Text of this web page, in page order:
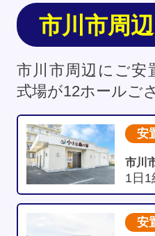
市川市周
市川市周辺にご安
式場が12ホールご
安
市川
1日1
安